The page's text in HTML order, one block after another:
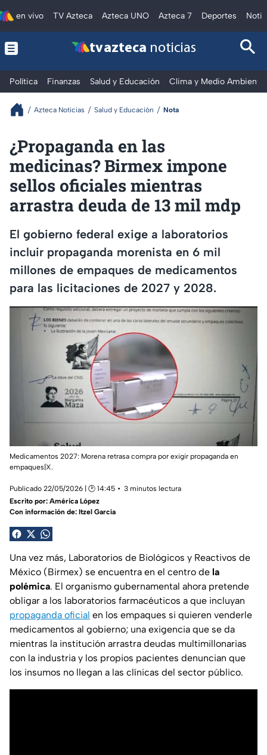
en vivo TV Azteca Azteca UNO Azteca 7 Deportes
tv azteca noticias
Política Finanzas Salud y Educación Clima y Medio Ambiente
Azteca Noticias Salud y Educación Nota
¿Propaganda en las
medicinas? Birmex impone
sellos oficiales mientras
arrastra deuda de 13 mil mdp
El gobierno federal exige a laboratorios
incluir propaganda morenista en 6 mil
millones de empaques de medicamentos
para las licitaciones de 2027 y 2028.
Medicamentos 2027: Morena retrasa compra por exigir propaganda en
empaques|X.
Publicado 22/05/2026 | 🕑 14:45
3 minutos lectura
Escrito por: América López
Con información de: Itzel García
Una vez más, Laboratorios de Biológicos y Reactivos de
México (Birmex) se encuentra en el centro de la
polémica. El organismo gubernamental ahora pretende
obligar a los laboratorios farmacéuticos a que incluyan
propaganda oficial en los empaques si quieren venderle
medicamentos al gobierno; una exigencia que se da
mientras la institución arrastra deudas multimillonarias
con la industria y los propios pacientes denuncian que
los insumos no llegan a las clínicas del sector público.